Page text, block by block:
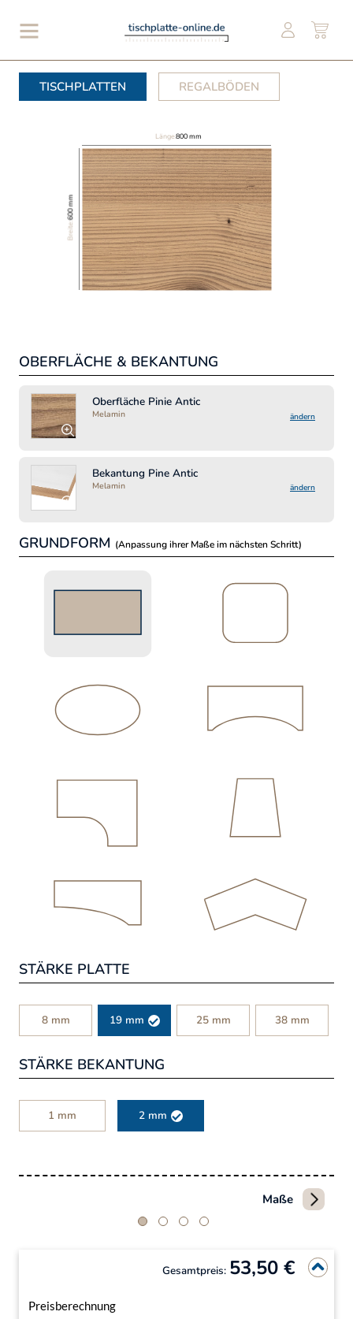
TISCHPLATTEN REGALBÖDEN
OBERFLÄCHE & BEKANTUNG
Oberfläche Pinie Antic
Melamin ändern
Bekantung Pine Antic
Melamin ändern
GRUNDFORM (Anpassung ihrer Maße im nächsten Schritt)
STÄRKE PLATTE
8 mm 19 mm 25 mm 38 mm
STÄRKE BEKANTUNG
1 mm 2 mm
Maße
Gesamtpreis: 53,50 €
Preisberechnung